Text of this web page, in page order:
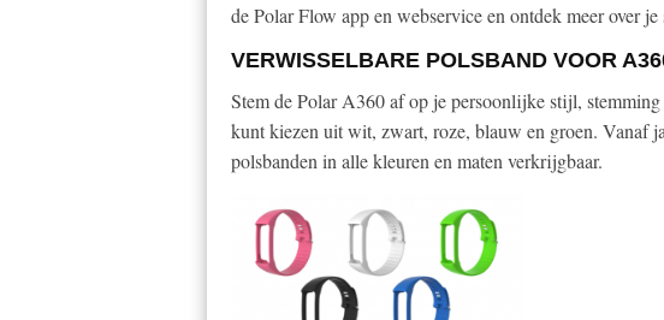
de Polar Flow app en webservice en ontdek meer over je
VERWISSELBARE POLSBAND VOOR
Stem de Polar A360 af op je persoonlijke stijl,
kunt kiezen uit wit, zwart, roze, blauw en groen. Vanaf
polsbanden in alle kleuren en maten verkrijgbaar.